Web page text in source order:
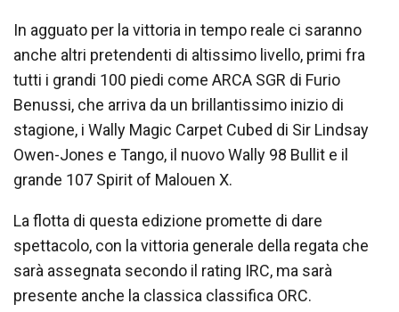
In agguato per la vittoria in tempo reale ci saranno
anche altri pretendenti di altissimo livello, primi fra
tutti i grandi 100 piedi come ARCA SGR di Furio
Benussi, che arriva da un brillantissimo inizio di
stagione, i Wally Magic Carpet Cubed di Sir Lindsay
Owen-Jones e Tango, il nuovo Wally 98 Bullit e il
grande 107 Spirit of Malouen X.
La flotta di questa edizione promette di dare
spettacolo, con la vittoria generale della regata che
sarà assegnata secondo il rating IRC, ma sarà
presente anche la classica classifica ORC.